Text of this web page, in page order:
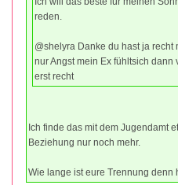
reden.
@shelyra Danke du hast ja recht
nur Angst mein Ex fühltsich
erst recht
Ich finde das mit dem Jugendamt
Beziehung nur noch mehr.
Wie lange ist eure Trennung denn